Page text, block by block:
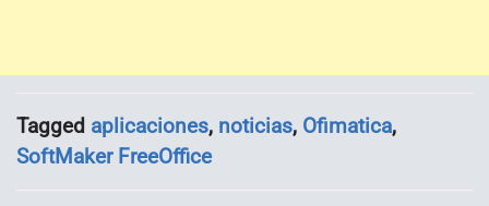
Tagged aplicaciones, noticias, Ofimatica,
SoftMaker FreeOffice